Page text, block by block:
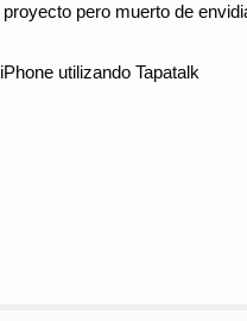
pero muerto de
utilizando Tapatalk